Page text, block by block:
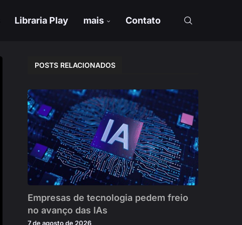
Libraria Play mais Contato
POSTS RELACIONADOS
Empresas de tecnologia pedem freio
no avanço das IAs
7 de agosto de 2026